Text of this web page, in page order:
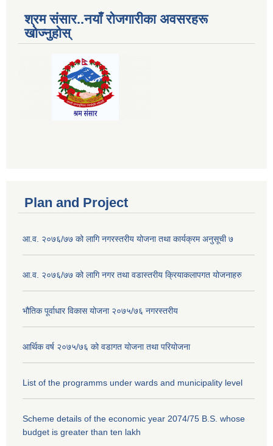
श्रम संसार..नयाँ रोजगारीका अवसरहरू
खोज्नुहोस्
Plan and Project
आ.व. २०७६/७७ को लागि नगरस्तरीय योजना तथा कार्यक्रम अनुसूची ७
आ.व. २०७६/७७ को लागि नगर तथा वडास्तरीय क्रियाकलापगत योजनाहरु
भौतिक पूर्वाधार विकास योजना २०७५/७६ नगरस्तरीय
आर्थिक वर्ष २०७५/७६ को वडागत योजना तथा परियोजना
List of the programms under wards and municipality level
Scheme details of the economic year 2074/75 B.S. whose
budget is greater than ten lakh